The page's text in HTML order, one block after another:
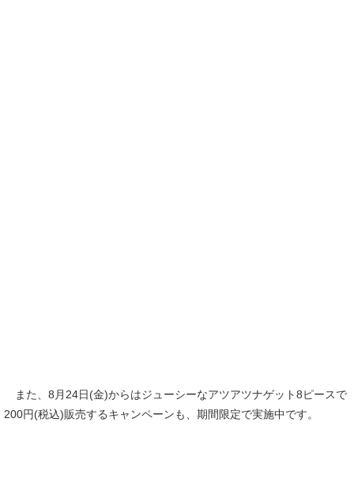
また、8月24日(金)からはジューシーなアツアツナゲット8ピースで
200円(税込)販売するキャンペーンも、期間限定で実施中です。